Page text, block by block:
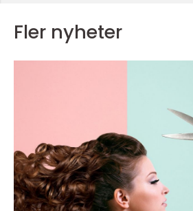
Fler nyheter